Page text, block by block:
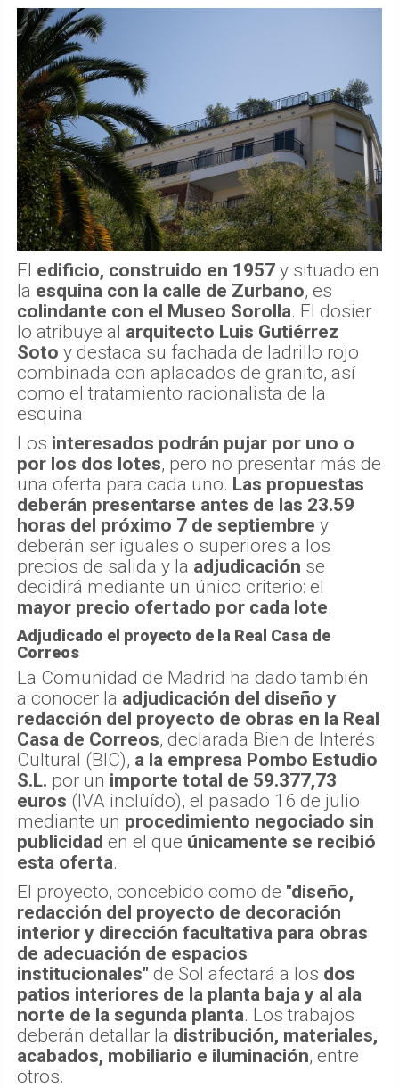
El edificio, construido en 1957 y situado en
la esquina con la calle de Zurbano, es
colindante con el Museo Sorolla. El dosier
lo atribuye al arquitecto Luis Gutiérrez
Soto y destaca su fachada de ladrillo rojo
combinada con aplacados de granito, así
como el tratamiento racionalista de la
esquina.
Los interesados podrán pujar por uno o
por los dos lotes, pero no presentar más de
una oferta para cada uno. Las propuestas
deberán presentarse antes de las 23.59
horas del próximo 7 de septiembre y
deberán ser iguales o superiores a los
precios de salida y la adjudicación se
decidirá mediante un único criterio: el
mayor precio ofertado por cada lote.
Adjudicado el proyecto de la Real Casa de
Correos
La Comunidad de Madrid ha dado también
a conocer la adjudicación del diseño y
redacción del proyecto de obras en la Real
Casa de Correos, declarada Bien de Interés
Cultural (BIC), a la empresa Pombo Estudio
S.L. por un importe total de 59.377,73
euros (IVA incluído), el pasado 16 de julio
mediante un procedimiento negociado sin
publicidad en el que únicamente se recibió
esta oferta.
El proyecto, concebido como de "diseño,
redacción del proyecto de decoración
interior y dirección facultativa para obras
de adecuación de espacios
institucionales" de Sol afectará a los dos
patios interiores de la planta baja y al ala
norte de la segunda planta. Los trabajos
deberán detallar la distribución, materiales,
acabados, mobiliario e iluminación, entre
otros.